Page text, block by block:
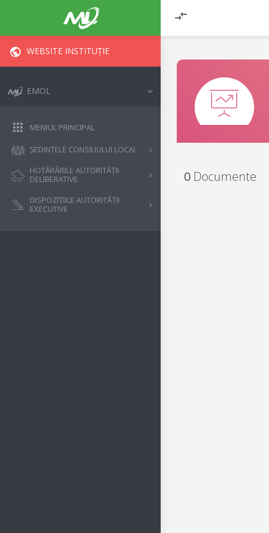
WEBSITE INSTITUȚIE
EMOL
MENIUL PRINCIPAL
ȘEDINȚELE CONSILIULUI LOCAL
HOTĂRÂRILE AUTORITĂȚII
DELIBERATIVE
DISPOZIȚIILE AUTORITĂȚII
EXECUTIVE
0 Documente